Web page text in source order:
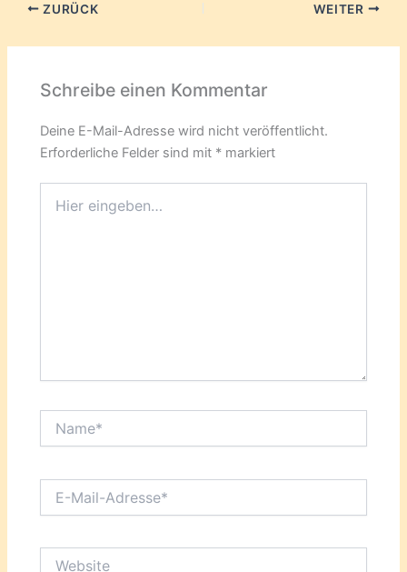
ZURÜCK WEITER
Schreibe einen Kommentar
Deine E-Mail-Adresse wird nicht veröffentlicht.
Erforderliche Felder sind mit * markiert
eingeben…
Mail-